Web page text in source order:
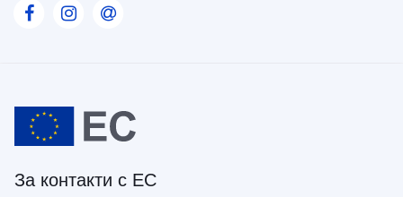
За контакти с ЕС